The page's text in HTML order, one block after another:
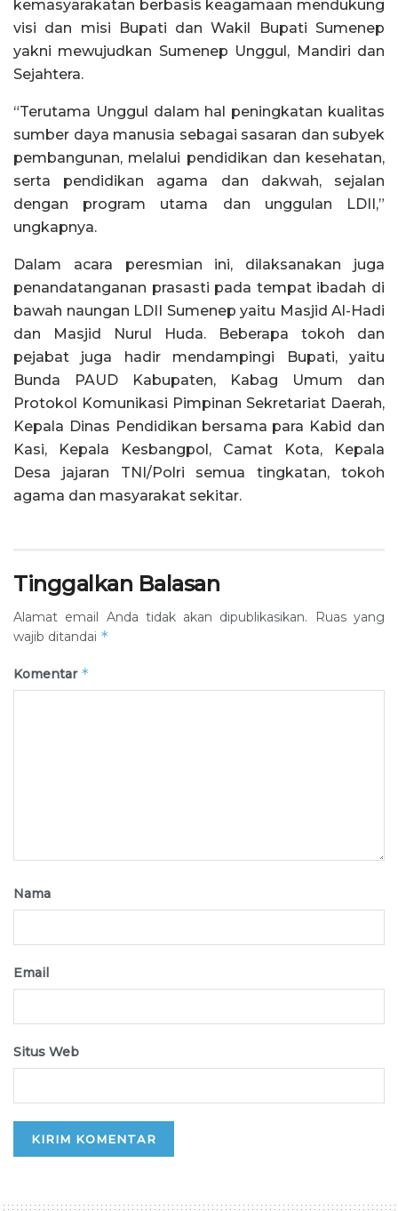
kemasyarakatan berbasis keagamaan mendukung
visi dan misi Bupati dan Wakil Bupati Sumenep
yakni mewujudkan Sumenep Unggul, Mandiri dan
Sejahtera.
“Terutama Unggul dalam hal peningkatan kualitas
sumber daya manusia sebagai sasaran dan subyek
pembangunan, melalui pendidikan dan kesehatan,
serta pendidikan agama dan dakwah, sejalan
dengan program utama dan unggulan LDII,”
ungkapnya.
Dalam acara peresmian ini, dilaksanakan juga
penandatanganan prasasti pada tempat ibadah di
bawah naungan LDII Sumenep yaitu Masjid Al-Hadi
dan Masjid Nurul Huda. Beberapa tokoh dan
pejabat juga hadir mendampingi Bupati, yaitu
Bunda PAUD Kabupaten, Kabag Umum dan
Protokol Komunikasi Pimpinan Sekretariat Daerah,
Kepala Dinas Pendidikan bersama para Kabid dan
Kasi, Kepala Kesbangpol, Camat Kota, Kepala
Desa jajaran TNI/Polri semua tingkatan, tokoh
agama dan masyarakat sekitar.
Tinggalkan Balasan
Alamat email Anda tidak akan dipublikasikan.
Ruas yang
wajib ditandai *
Komentar *
Nama
Email
Situs Web